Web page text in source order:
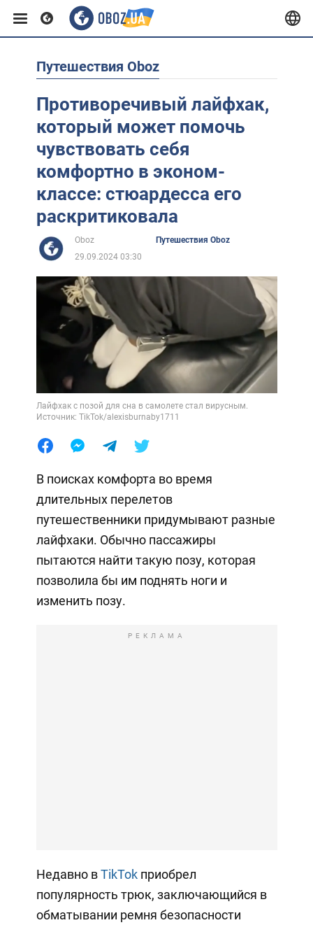
Европа
США
Азия
Африка
Жизнь
Лайфхаки
Путешествия Oboz
Противоречивый лайфхак,
который может помочь
чувствовать себя
комфортно в эконом-
классе: стюардесса его
раскритиковала
Oboz
Путешествия Oboz
29.09.2024 03:30
Лайфхак с позой для сна в самолете стал вирусным.
Источник: TikTok/alexisburnaby1711
В поисках комфорта во время
длительных перелетов
путешественники придумывают разные
лайфхаки. Обычно пассажиры
пытаются найти такую позу, которая
позволила бы им поднять ноги и
изменить позу.
РЕКЛАМА
Недавно вTikTokприобрел
популярность трюк, заключающийся в
обматывании ремня безопасности